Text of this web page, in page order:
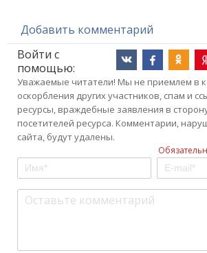
Добавить комментарий
Войти с
помощью:
Уважаемые читатели! Мы не приемлем в
оскорбления других участников, спам и
ресурсы, враждебные заявления в
посетителей ресурса. Комментарии,
сайта, будут удалены.